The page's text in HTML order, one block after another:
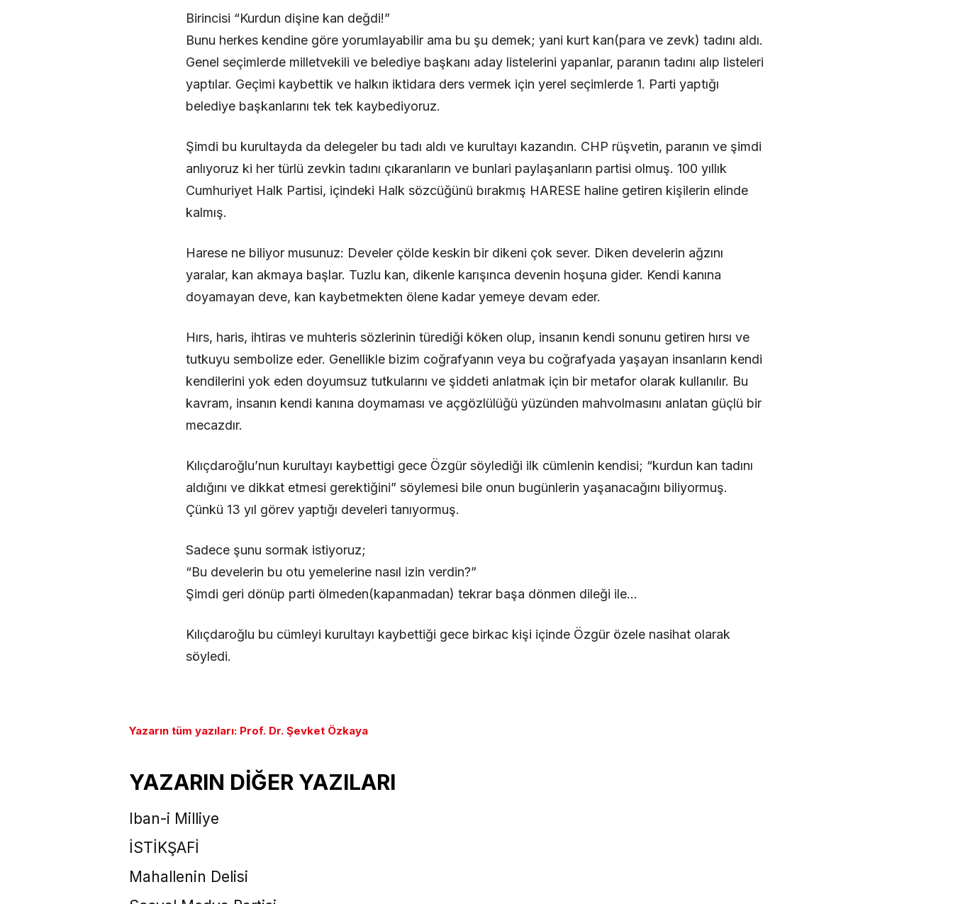
Birincisi “Kurdun dişine kan değdi!”
Bunu herkes kendine göre yorumlayabilir ama bu şu demek; yani kurt kan(para ve zevk) tadını aldı.
Genel seçimlerde milletvekili ve belediye başkanı aday listelerini yapanlar, paranın tadını alıp listeleri
yaptılar. Geçimi kaybettik ve halkın iktidara ders vermek için yerel seçimlerde 1. Parti yaptığı
belediye başkanlarını tek tek kaybediyoruz.
Şimdi bu kurultayda da delegeler bu tadı aldı ve kurultayı kazandın. CHP rüşvetin, paranın ve şimdi
anlıyoruz ki her türlü zevkin tadını çıkaranların ve bunlari paylaşanların partisi olmuş. 100 yıllık
Cumhuriyet Halk Partisi, içindeki Halk sözcüğünü bırakmış HARESE haline getiren kişilerin elinde
kalmış.
Harese ne biliyor musunuz: Develer çölde keskin bir dikeni çok sever. Diken develerin ağzını
yaralar, kan akmaya başlar. Tuzlu kan, dikenle karışınca devenin hoşuna gider. Kendi kanına
doyamayan deve, kan kaybetmekten ölene kadar yemeye devam eder.
Hırs, haris, ihtiras ve muhteris sözlerinin türediği köken olup, insanın kendi sonunu getiren hırsı ve
tutkuyu sembolize eder. Genellikle bizim coğrafyanın veya bu coğrafyada yaşayan insanların kendi
kendilerini yok eden doyumsuz tutkularını ve şiddeti anlatmak için bir metafor olarak kullanılır. Bu
kavram, insanın kendi kanına doymaması ve açgözlülüğü yüzünden mahvolmasını anlatan güçlü bir
mecazdır.
Kılıçdaroğlu’nun kurultayı kaybettigi gece Özgür söylediği ilk cümlenin kendisi; “kurdun kan tadını
aldığını ve dikkat etmesi gerektiğini” söylemesi bile onun bugünlerin yaşanacağını biliyormuş.
Çünkü 13 yıl görev yaptığı develeri tanıyormuş.
Sadece şunu sormak istiyoruz;
“Bu develerin bu otu yemelerine nasıl izin verdin?”
Şimdi geri dönüp parti ölmeden(kapanmadan) tekrar başa dönmen dileği ile…
Kılıçdaroğlu bu cümleyi kurultayı kaybettiği gece birkac kişi içinde Özgür özele nasihat olarak
söyledi.
Yazarın tüm yazıları: Prof. Dr. Şevket Özkaya
YAZARIN DİĞER YAZILARI
Iban-i Milliye
İSTİKŞAFİ
Mahallenin Delisi